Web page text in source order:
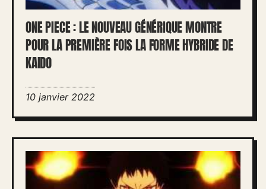
ONE PIECE : LE NOUVEAU GÉNÉRIQUE MONTRE
POUR LA PREMIÈRE FOIS LA FORME HYBRIDE DE
KAIDO
10 janvier 2022